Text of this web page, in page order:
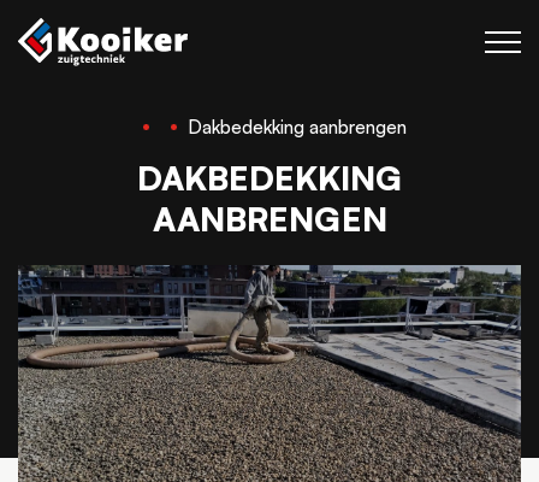
Zuigtechniek
Blaastechniek
Over Kooiker
Werken bij
Contact
Dakbedekking aanbrengen
DAKBEDEKKING
AANBRENGEN